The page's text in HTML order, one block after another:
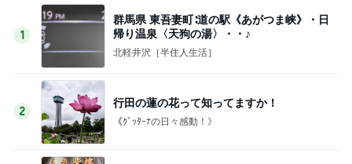
1
群馬県 東吾妻町∶道の駅《あがつま峡》・日
帰り温泉〈天狗の湯〉・・♪
北軽井沢［半住人生活］
2
行田の蓮の花って知ってますか！
《ｸﾞｯﾀｰﾅの日々感動！》